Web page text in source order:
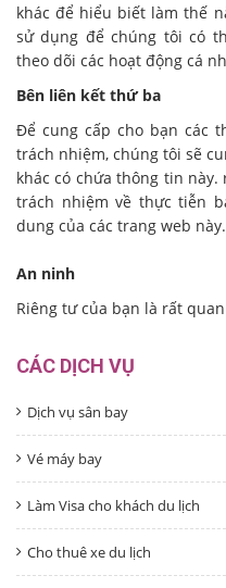
khác để hiểu biết làm thế
sử dụng để chúng tôi có
theo dõi các hoạt động cá
Bên liên kết thứ ba
Để cung cấp cho bạn các
trách nhiệm, chúng tôi sẽ
khác có chứa thông tin này.
trách nhiệm về thực tiễn
dung của các trang web này.
An ninh
Riêng tư của bạn là rất
CÁC DỊCH VỤ
Dịch vụ sân bay
Vé máy bay
Làm Visa cho khách du lịch
Cho thuê xe du lịch